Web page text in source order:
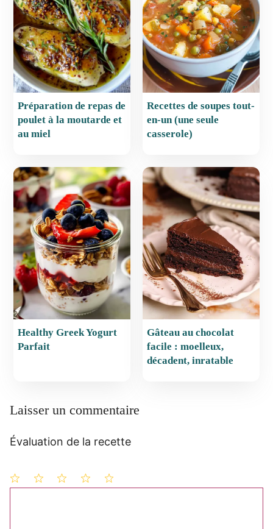
o
k
p
Préparation de repas de
poulet à la moutarde et
au miel
Recettes de soupes tout-
en-un (une seule
casserole)
Healthy Greek Yogurt
Parfait
Gâteau au chocolat
facile : moelleux,
décadent, inratable
Laisser un commentaire
Évaluation de la recette